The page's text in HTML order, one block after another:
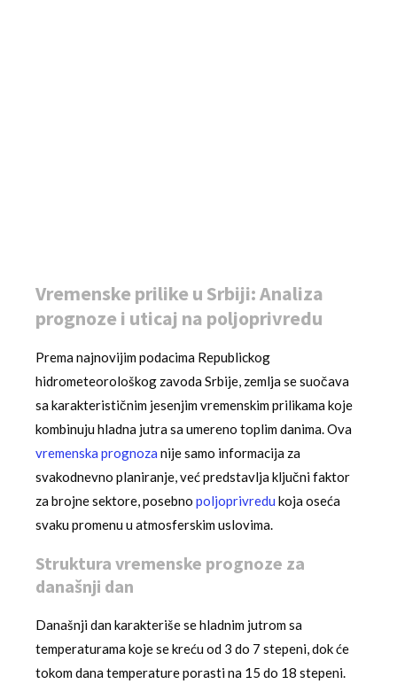
Vremenske prilike u Srbiji: Analiza
prognoze i uticaj na poljoprivredu
Prema najnovijim podacima Republickog
hidrometeorološkog zavoda Srbije, zemlja se suočava
sa karakterističnim jesenjim vremenskim prilikama koje
kombinuju hladna jutra sa umereno toplim danima. Ova
vremenska prognoza nije samo informacija za
svakodnevno planiranje, već predstavlja ključni faktor
za brojne sektore, posebno poljoprivredu koja oseća
svaku promenu u atmosferskim uslovima.
Struktura vremenske prognoze za
današnji dan
Današnji dan karakteriše se hladnim jutrom sa
temperaturama koje se kreću od 3 do 7 stepeni, dok će
tokom dana temperature porasti na 15 do 18 stepeni.